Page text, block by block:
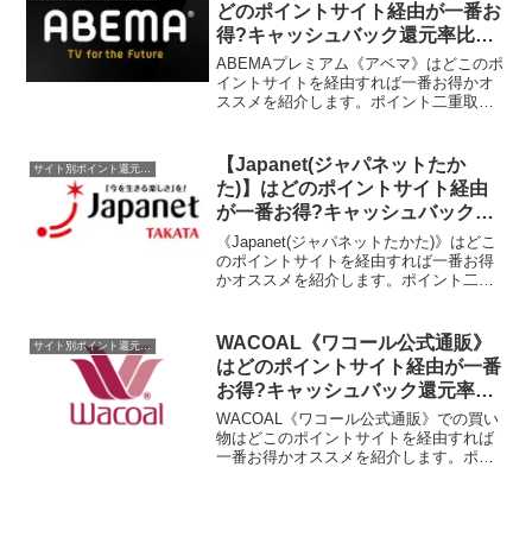
どのポイントサイト経由が一番お
得?キャッシュバック還元率比較
一覧2021/10/10
ABEMAプレミアム《アベマ》はどこのポ
イントサイトを経由すれば一番お得かオ
ススメを紹介します。ポイント二重取
【Japanet(ジャパネットたか
た)】はどのポイントサイト経由
が一番お得?キャッシュバック還
元率比較一覧2025/10/25
《Japanet(ジャパネットたかた)》はどこ
のポイントサイトを経由すれば一番お得
かオススメを紹介します。ポイント二重
サイト別ポイント還元率一覧
WACOAL《ワコール公式通販》
はどのポイントサイト経由が一番
お得?キャッシュバック還元率比
較一覧2021/8/15
WACOAL《ワコール公式通販》での買い
物はどこのポイントサイトを経由すれば
一番お得かオススメを紹介します。ポイ